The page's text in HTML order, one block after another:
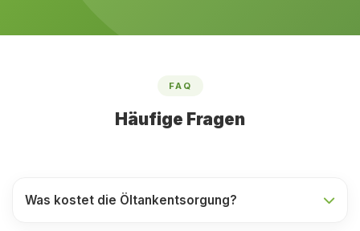
FAQ
Häufige Fragen
Was kostet die Öltankentsorgung?